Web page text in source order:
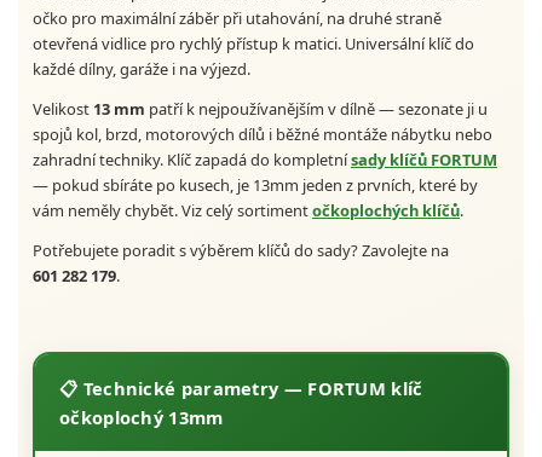
očko pro maximální záběr při utahování, na druhé straně
otevřená vidlice pro rychlý přístup k matici. Universální klíč do
každé dílny, garáže i na výjezd.
Velikost 13 mm patří k nejpoužívanějším v dílně — sezonate ji u
spojů kol, brzd, motorových dílů i běžné montáže nábytku nebo
zahradní techniky. Klíč zapadá do kompletnísady klíčů FORTUM
— pokud sbíráte po kusech, je 13mm jeden z prvních, které by
vám neměly chybět. Viz celý sortimentočkoplochých klíčů.
Potřebujete poradit s výběrem klíčů do sady? Zavolejte na
601 282 179.
📋 Technické parametry — FORTUM klíč
očkoplochý 13mm